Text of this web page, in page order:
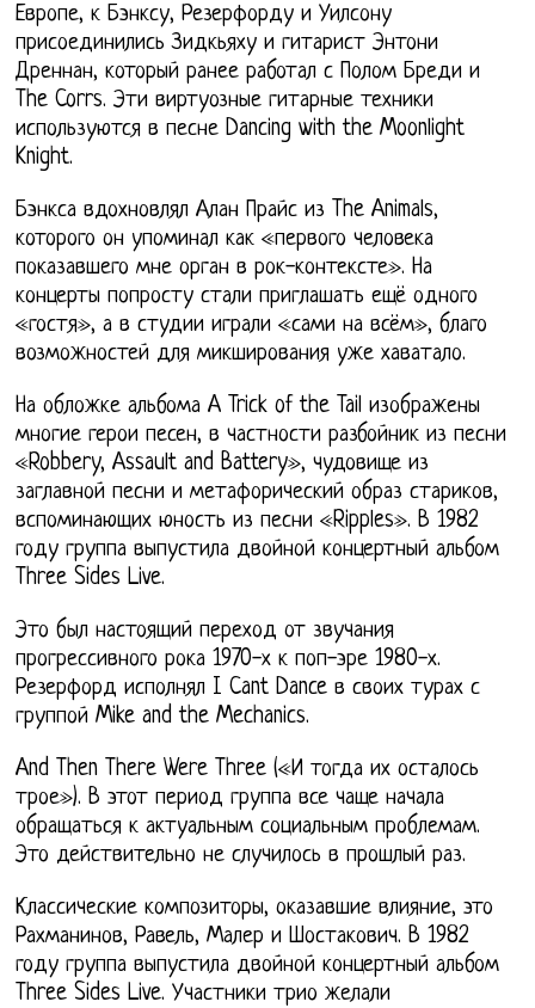
Европе, к Бэнксу, Резерфорду и Уилсону
присоединились Зидкьяху и гитарист Энтони
Дреннан, который ранее работал с Полом Бреди и
The Corrs. Эти виртуозные гитарные техники
используются в песне Dancing with the Moonlight
Knight.
Бэнкса вдохновлял Алан Прайс из The Animals,
которого он упоминал как «первого человека
показавшего мне орган в рок-контексте». На
концерты попросту стали приглашать ещё одного
«гостя», а в студии играли «сами на всём», благо
возможностей для микширования уже хаватало.
На обложке альбома A Trick of the Tail изображены
многие герои песен, в частности разбойник из песни
«Robbery, Assault and Battery», чудовище из
заглавной песни и метафорический образ стариков,
вспоминающих юность из песни «Ripples». В 1982
году группа выпустила двойной концертный альбом
Three Sides Live.
Это был настоящий переход от звучания
прогрессивного рока 1970-х к поп-эре 1980-х.
Резерфорд исполнял I Cant Dance в своих турах с
группой Mike and the Mechanics.
And Then There Were Three («И тогда их осталось
трое»). В этот период группа все чаще начала
обращаться к актуальным социальным проблемам.
Это действительно не случилось в прошлый раз.
Классические композиторы, оказавшие влияние, это
Рахманинов, Равель, Малер и Шостакович. В 1982
году группа выпустила двойной концертный альбом
Three Sides Live. Участники трио желали